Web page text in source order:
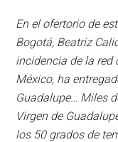
En el ofertorio de
Bogotá, Beatriz
incidencia de la red
México, ha
Guadalupe… Miles
Virgen de
los 50 grados de